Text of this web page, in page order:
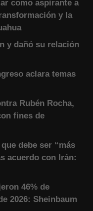
como aspirante a
y la
y dañó su relación
aclara temas
Rubén Rocha,
fines de
debe ser “más
acuerdo con Irán:
46% de
2026: Sheinbaum